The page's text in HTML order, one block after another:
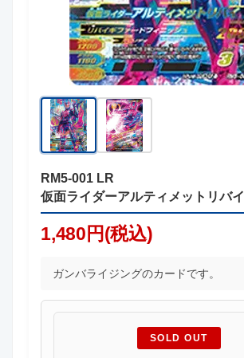
RM5-001 LR
仮面ライダーアルティメットリバイ
1,480円(税込)
ガンバライジングのカードです。
SOLD OUT